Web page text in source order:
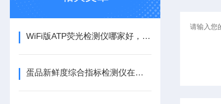
WiFi版ATP荧光检测仪哪家好，2026云端数据上传食堂洁净度检测设备选购攻略
蛋品新鲜度综合指标检测仪在食品加工中的作用@山东天研